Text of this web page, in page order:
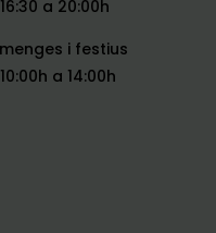
a 20:00h
i festius
a 14:00h